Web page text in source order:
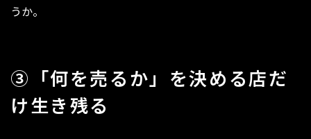
うか。
③「何を売るか」を決める店だ
け生き残る